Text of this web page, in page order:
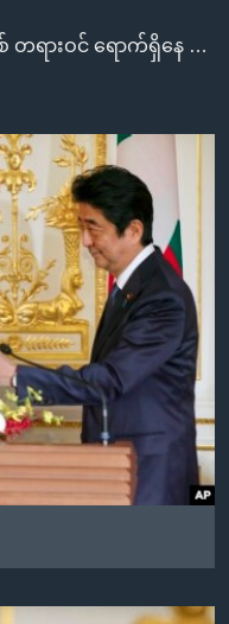
ဂျပန်နိုင်ငံကို ချစ်ကြည်ရေးခရီးအဖြစ် တရားဝင် ရောက်ရှိနေ တဲ့ နိုင်ငံတော်အတိုင်ပင်ခံ ပုဂ္ဂိုလ် ဒေါ်အောင်ဆန်းစုကြည် နဲ့ တိုကျိုမြို့မှာ ဂျပန်ဝန်ကြီးချုပ် မစ္စတာ Shinzo Abe တို့ သတင်းစာရှင်းလင်းပွဲမှာ မြန်မာနိုင်ငံကို လာမယ့် ၅ နှစ်အတွင်း အမေရိကန် ဒေါ်လာ ၈ ဘီလျံနီးပါး ဂျပန်အစိုးရက ကူညီထောက်ပံ့ ပေးသွားမယ့်အကြောင်း ပြောဆိုလိုက်ပါတယ်။